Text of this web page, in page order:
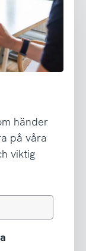
händer
på våra
viktig